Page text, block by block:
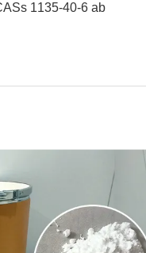
1135-40-6 ab